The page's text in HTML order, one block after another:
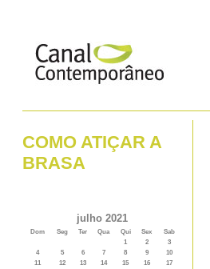
COMO ATIÇAR A
BRASA
julho 2021
Dom Seg Ter Qua Qui Sex
Sab
1
2
3
4
5 6 7 8 9
10
11
12 13 14 15 16
17